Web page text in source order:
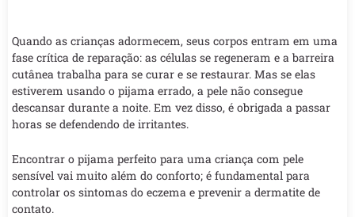
Quando as crianças adormecem, seus corpos entram em uma
fase crítica de reparação: as células se regeneram e a barreira
cutânea trabalha para se curar e se restaurar. Mas se elas
estiverem usando o pijama errado, a pele não consegue
descansar durante a noite. Em vez disso, é obrigada a passar
horas se defendendo de irritantes.
Encontrar o pijama perfeito para uma criança com pele
sensível vai muito além do conforto; é fundamental para
controlar os sintomas do eczema e prevenir a dermatite de
contato.